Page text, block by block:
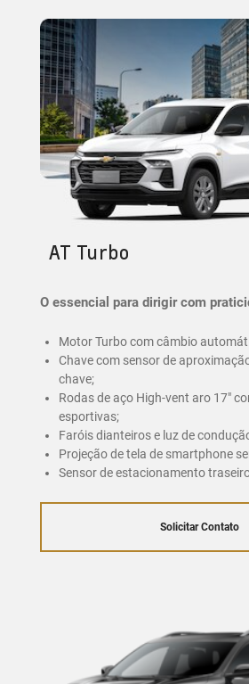
AT Turbo
O essencial para dirigir com
Motor Turbo com câmbio
Chave com sensor de
chave;
Rodas de aço High-vent aro 17"
esportivas;
Faróis dianteiros e luz de
Projeção de tela de smartphone
Sensor de estacionamento
Solicitar Contato